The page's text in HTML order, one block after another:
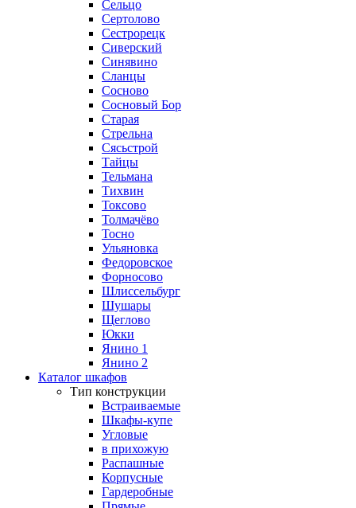
Сельцо
Сертолово
Сестрорецк
Сиверский
Синявино
Сланцы
Сосново
Сосновый Бор
Старая
Стрельна
Сясьстрой
Тайцы
Тельмана
Тихвин
Токсово
Толмачёво
Тосно
Ульяновка
Федоровское
Форносово
Шлиссельбург
Шушары
Щеглово
Юкки
Янино 1
Янино 2
Каталог шкафов
Тип конструкции
Встраиваемые
Шкафы-купе
Угловые
в прихожую
Распашные
Корпусные
Гардеробные